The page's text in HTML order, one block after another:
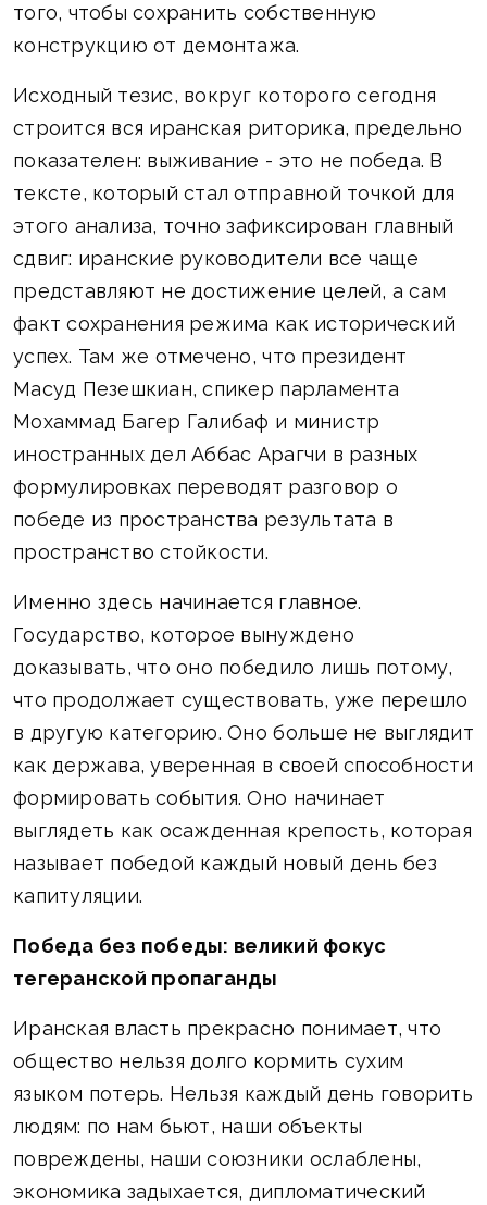
того, чтобы сохранить собственную
конструкцию от демонтажа.
Исходный тезис, вокруг которого сегодня
строится вся иранская риторика, предельно
показателен: выживание - это не победа. В
тексте, который стал отправной точкой для
этого анализа, точно зафиксирован главный
сдвиг: иранские руководители все чаще
представляют не достижение целей, а сам
факт сохранения режима как исторический
успех. Там же отмечено, что президент
Масуд Пезешкиан, спикер парламента
Мохаммад Багер Галибаф и министр
иностранных дел Аббас Арагчи в разных
формулировках переводят разговор о
победе из пространства результата в
пространство стойкости.
Именно здесь начинается главное.
Государство, которое вынуждено
доказывать, что оно победило лишь потому,
что продолжает существовать, уже перешло
в другую категорию. Оно больше не выглядит
как держава, уверенная в своей способности
формировать события. Оно начинает
выглядеть как осажденная крепость, которая
называет победой каждый новый день без
капитуляции.
Победа без победы: великий фокус
тегеранской пропаганды
Иранская власть прекрасно понимает, что
общество нельзя долго кормить сухим
языком потерь. Нельзя каждый день говорить
людям: по нам бьют, наши объекты
повреждены, наши союзники ослаблены,
экономика задыхается, дипломатический